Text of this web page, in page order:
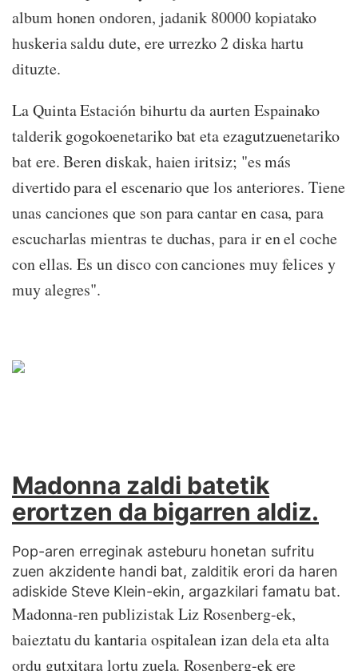
album honen ondoren, jadanik 80000 kopiatako
huskeria saldu dute, ere urrezko 2 diska hartu
dituzte.
La Quinta Estación bihurtu da aurten Espainako
talderik gogokoenetariko bat eta ezagutzuenetariko
bat ere. Beren diskak, haien iritsiz; "es más
divertido para el escenario que los anteriores. Tiene
unas canciones que son para cantar en casa, para
escucharlas mientras te duchas, para ir en el coche
con ellas. Es un disco con canciones muy felices y
muy alegres".
Madonna zaldi batetik
erortzen da bigarren aldiz.
Pop-aren erreginak asteburu honetan sufritu
zuen akzidente handi bat, zalditik erori da haren
adiskide Steve Klein-ekin, argazkilari famatu bat.
Madonna-ren publizistak Liz Rosenberg-ek,
baieztatu du kantaria ospitalean izan dela eta alta
ordu gutxitara lortu zuela. Rosenberg-ek ere